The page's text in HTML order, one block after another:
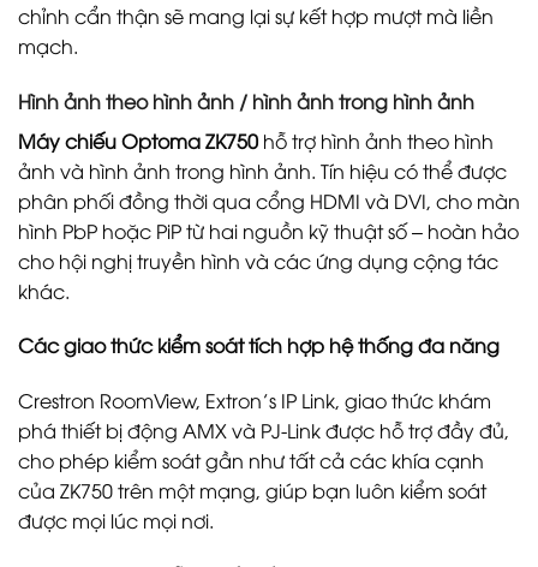
chỉnh cẩn thận sẽ mang lại sự kết hợp mượt mà liền
mạch.
Hình ảnh theo hình ảnh / hình ảnh trong hình ảnh
Máy chiếu Optoma ZK750 hỗ trợ hình ảnh theo hình
ảnh và hình ảnh trong hình ảnh. Tín hiệu có thể được
phân phối đồng thời qua cổng HDMI và DVI, cho màn
hình PbP hoặc PiP từ hai nguồn kỹ thuật số – hoàn hảo
cho hội nghị truyền hình và các ứng dụng cộng tác
khác.
Các giao thức kiểm soát tích hợp hệ thống đa năng
Crestron RoomView, Extron’s IP Link, giao thức khám
phá thiết bị động AMX và PJ-Link được hỗ trợ đầy đủ,
cho phép kiểm soát gần như tất cả các khía cạnh
của ZK750 trên một mạng, giúp bạn luôn kiểm soát
được mọi lúc mọi nơi.